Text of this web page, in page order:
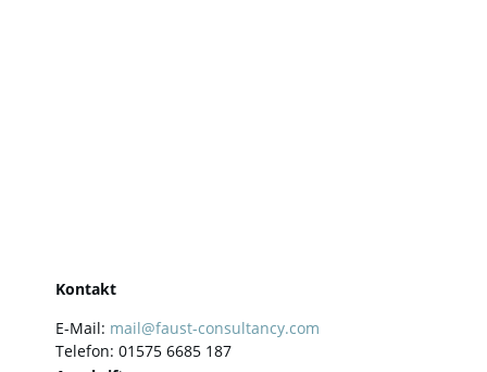
Kontakt
E-Mail: mail@faust-consultancy.com
Telefon: 01575 6685 187